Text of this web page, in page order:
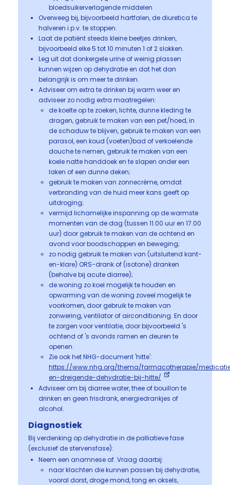
bloedsuikerverlagende middelen
Overweeg bij, bijvoorbeeld hartfalen, de diuretica te
halveren i.p.v. te stoppen.
Laat de patiënt steeds kleine beetjes drinken,
bijvoorbeeld elke 5 tot 10 minuten 1 of 2 slokken.
Leg uit dat donkergele urine of weinig plassen
kunnen wijzen op dehydratie en dat het dan
belangrijk is om meer te drinken.
Adviseer om extra te drinken bij warm weer en
adviseer zo nodig extra maatregelen:
de koelte op te zoeken, lichte, dunne kleding te
dragen, gebruik te maken van een pet/hoed, in
de schaduw te blijven, gebruik te maken van een
parasol, een koud (voeten)bad of verkoelende
douche te nemen, gebruik te maken van een
koele natte handdoek en te slapen onder een
laken of een dunne deken;
gebruik te maken van zonnecrème, omdat
verbranding van de huid meer kans geeft op
uitdroging;
vermijd lichamelijke inspanning op de warmste
momenten van de dag (tussen 11.00 uur en 17.00
uur) door gebruik te maken van de ochtend en
avond voor boodschappen en beweging;
zo nodig gebruik te maken van (uitsluitend kant-
en-klare) ORS-drank of (isotone) dranken
(behalve bij acute diarree);
de woning zo koel mogelijk te houden en
opwarming van de woning zoveel mogelijk te
voorkomen, door gebruik te maken van
zonwering, ventilator of airconditioning. En door
te zorgen voor ventilatie, door bijvoorbeeld 's
ochtend of 's avonds ramen en deuren te
openen.
Zie ook het NHG-document 'hitte':
https://www.nhg.org/thema/farmacotherapie/
en-dreigende-dehydratie-bij-hitte/
Adviseer om bij diarree water, thee of bouillon te
drinken en geen frisdrank, energiedrankjes of
alcohol.
Diagnostiek
Bij verdenking op dehydratie in de palliatieve fase
(exclusief de stervensfase):
Neem een anamnese af. Vraag daarbij:
naar klachten die kunnen passen bij dehydratie,
vooral dorst, droge mond, tong en oksels,